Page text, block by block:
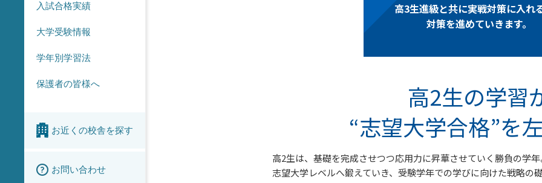
入試合格実績
大学受験情報
学年別学習法
保護者の皆様へ
お近くの校舎を探す
お問い合わせ
高3生進級と共に実戦対策に入れ
対策を進めていきます。
高2生の学習
“志望大学合格”を
高2生は、基礎を完成させつつ応用力に昇華させていく勝負の学
志望大学レベルへ鍛えていき、受験学年での学びに向けた戦略の